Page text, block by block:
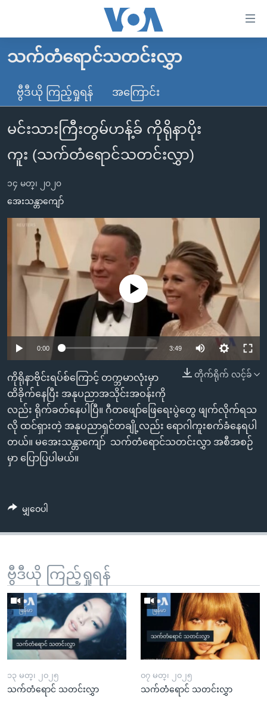
လွယ်ကူ
သည့်
Link
များ
ပင်မ
သို့
ကျော်
ကြည့်
ကျော်
ကြည့်
ရှာဖွေ
ရန်
နေရာ
သို့
ကျော်
ရန်
မူလစာမျက်နှာ
မြန်မာ
ကမ္ဘာ့သတင်းများ
နိုင်ငံတကာ
အမေရိကန်
အစ္စရေး-ပါလက်စတိုင်း
ဗွီဒီယို
သတင်းလွတ်လပ်ခွင့်
ရပ်ဝန်းတခု လမ်းတခု အလွန်
အင်္ဂလိပ်စာလေ့လာမယ်
မကြေးမုံရဲ့ အင်္ဂလိပ်စာ
ရုပ်ရှင်ထဲက အင်္ဂလိပ်စာ
သုတပဒေသာ အင်္ဂလိပ်စာ
ရေဒီယို
ရေဒီယိုနှင့်ရုပ်သံ အချက်အလက်များ
ရေဒီယို/တီဗွီအစီအစဉ်
Learning English
ဗွီအိုအေ လူမှုကွန်ယက်များ
ဘာသာစကားများ
သက်တံရောင်သတင်းလွှာ
ဗွီဒီယို ကြည့်ရှုရန် အကြောင်း
မင်းသားကြီးတွမ်ဟန့်ခ် ကိုရိုနာပိုး
ကူး (သက်တံရောင်သတင်းလွှာ)
၁၄ မတ္၊ ၂၀၂၀
အေးသန္တာကျော်
No media source currently available
0:00 3:49
တိုက်ရိုက် လင့်ခ်
ကိုရိုနာဗိုင်းရပ်စ်ကြောင့် တက္ဘမာလုံးမှာ
ထိခိုက်နေပြီး အနုပညာအသိုင်းအဝန်းကို
လည်း ရိုက်ခတ်နေပါပြီ။ ဂီတဖျော်ဖြေရေးပွဲတွေ ဖျက်လိုက်ရသ
လို ထင်ရှားတဲ့ အနုပညာရှင်တချို့လည်း ရောဂါကူးစက်ခံနေရပါ
တယ်။ မအေးသန္တာကျော် သက်တံရောင်သတင်းလွှာ အစီအစဉ်
မှာ ပြောပြပါမယ်။
မျှဝေပါ
ဗွီဒီယို ကြည့်ရှုရန်
၁၃ မတ္၊ ၂၀၂၅
သက်တံရောင် သတင်းလွှာ
၀၇ မတ္၊ ၂၀၂၅
သက်တံရောင် သတင်းလွှာ